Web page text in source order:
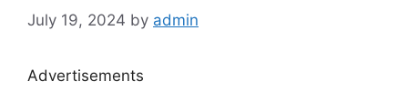
July 19, 2024 by admin
Advertisements